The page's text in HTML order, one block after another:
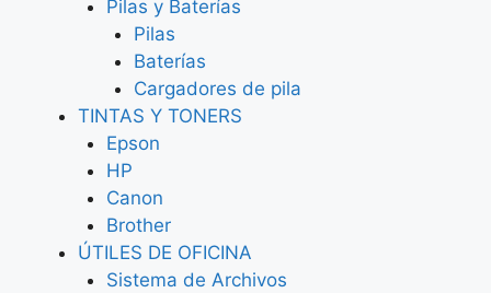
Pilas y Baterías
Pilas
Baterías
Cargadores de pila
TINTAS Y TONERS
Epson
HP
Canon
Brother
ÚTILES DE OFICINA
Sistema de Archivos